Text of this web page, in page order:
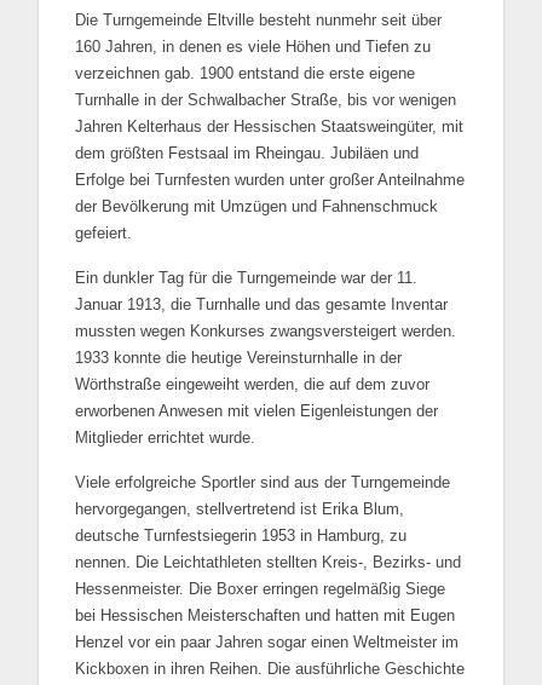
Die Turngemeinde Eltville besteht nunmehr seit über
160 Jahren, in denen es viele Höhen und Tiefen zu
verzeichnen gab. 1900 entstand die erste eigene
Turnhalle in der Schwalbacher Straße, bis vor wenigen
Jahren Kelterhaus der Hessischen Staatsweingüter, mit
dem größten Festsaal im Rheingau. Jubiläen und
Erfolge bei Turnfesten wurden unter großer Anteilnahme
der Bevölkerung mit Umzügen und Fahnenschmuck
gefeiert.
Ein dunkler Tag für die Turngemeinde war der 11.
Januar 1913, die Turnhalle und das gesamte Inventar
mussten wegen Konkurses zwangsversteigert werden.
1933 konnte die heutige Vereinsturnhalle in der
Wörthstraße eingeweiht werden, die auf dem zuvor
erworbenen Anwesen mit vielen Eigenleistungen der
Mitglieder errichtet wurde.
Viele erfolgreiche Sportler sind aus der Turngemeinde
hervorgegangen, stellvertretend ist Erika Blum,
deutsche Turnfestsiegerin 1953 in Hamburg, zu
nennen. Die Leichtathleten stellten Kreis-, Bezirks- und
Hessenmeister. Die Boxer erringen regelmäßig Siege
bei Hessischen Meisterschaften und hatten mit Eugen
Henzel vor ein paar Jahren sogar einen Weltmeister im
Kickboxen in ihren Reihen. Die ausführliche Geschichte